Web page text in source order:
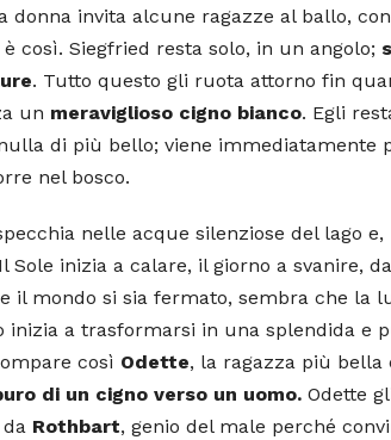
donna invita alcune ragazze al ballo,
così. Siegfried resta solo, in un angolo;
. Tutto questo gli ruota attorno fin
un meraviglioso cigno bianco. Egli
di più bello; viene immediatamente
nel bosco.
nelle acque silenziose del lago e,
inizia a calare, il giorno a svanire,
il mondo si sia fermato, sembra che la
a trasformarsi in una splendida e
così Odette, la ragazza più bella
di un cigno verso un uomo. Odette
Rothbart, genio del male perché